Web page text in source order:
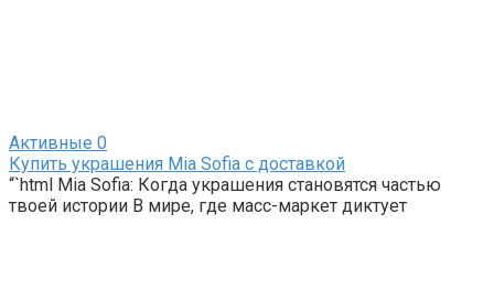
Активные 0
Купить украшения Mia Sofia с доставкой
“`html Mia Sofia: Когда украшения становятся частью
твоей истории В мире, где масс-маркет диктует